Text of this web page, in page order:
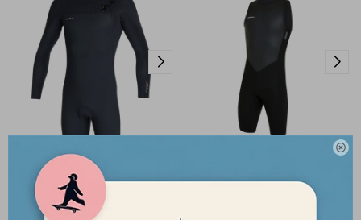

Traje O'Neill Hyperfreak 2mm -
Chest Zip - Negro
USD 430,00
John Wetsuit - Negro